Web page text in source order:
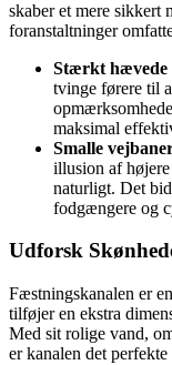
skaber et mere
foranstaltninger
Stærkt hævede
tvinge førere til
maksimal
Smalle
illusion af
naturligt. Det
fodgængere og
Udforsk
Fæstningskanalen er
tilføjer en ekstra
Med sit rolige vand,
er kanalen det